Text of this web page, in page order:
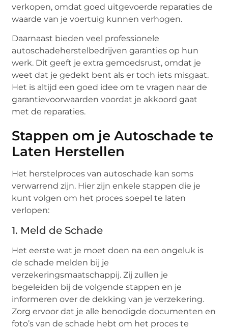
verkopen, omdat goed uitgevoerde reparaties de
waarde van je voertuig kunnen verhogen.
Daarnaast bieden veel professionele
autoschadeherstelbedrijven garanties op hun
werk. Dit geeft je extra gemoedsrust, omdat je
weet dat je gedekt bent als er toch iets misgaat.
Het is altijd een goed idee om te vragen naar de
garantievoorwaarden voordat je akkoord gaat
met de reparaties.
Stappen om je Autoschade te
Laten Herstellen
Het herstelproces van autoschade kan soms
verwarrend zijn. Hier zijn enkele stappen die je
kunt volgen om het proces soepel te laten
verlopen:
1. Meld de Schade
Het eerste wat je moet doen na een ongeluk is
de schade melden bij je
verzekeringsmaatschappij. Zij zullen je
begeleiden bij de volgende stappen en je
informeren over de dekking van je verzekering.
Zorg ervoor dat je alle benodigde documenten en
foto’s van de schade hebt om het proces te